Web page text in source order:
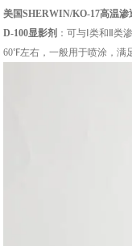
美国SHERWIN/KO-17高温渗
D-100显影剂 ：可与Ⅰ类和Ⅱ
60℉左右，一般用于喷涂，满